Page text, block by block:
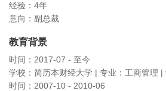
经验：4年
意向：副总裁
教育背景
时间：2017-07 - 至今
学校：简历本财经大学 | 专业：工商管理 |
时间：2007-10 - 2010-06